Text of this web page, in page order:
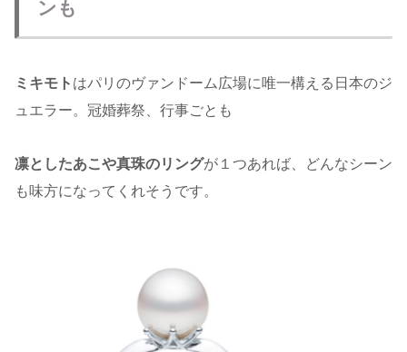
ンも
ミキモト はパリのヴァンドーム広場に唯一構える日本のジ
ュエラー。冠婚葬祭、行事ごとも
凛としたあこや真珠のリングが１つあれば、どんなシーン
も味方になってくれそうです。